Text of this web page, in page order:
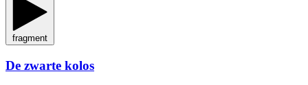
fragment
De zwarte kolos